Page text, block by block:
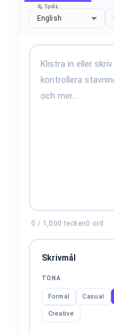
Språk
English
0 / 1,000 tecken0 ord
Skrivmål
TONA
Formal Casual
Creative